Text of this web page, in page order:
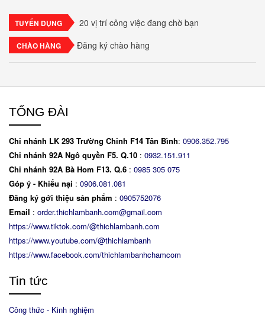
TUYỂN DỤNG 20 vị trí công việc đang chờ bạn
CHÀO HÀNG Đăng ký chào hàng
TỔNG ĐÀI
Chi nhánh LK 293 Trường Chinh F14 Tân Bình: 0906.352.795
Chi nhánh 92A Ngô quyền F5. Q.10 : 0932.151.911
Chi nhánh 92A Bà Hom F13. Q.6 : 0985 305 075
Góp ý - Khiếu nại : 0906.081.081
Đăng ký gới thiệu sản phẩm : 0905752076
Email : order.thichlambanh.com@gmail.com
https://www.tiktok.com/@thichlambanh.com
https://www.youtube.com/@thichlambanh
https://www.facebook.com/thichlambanhchamcom
Tin tức
Công thức - Kinh nghiệm